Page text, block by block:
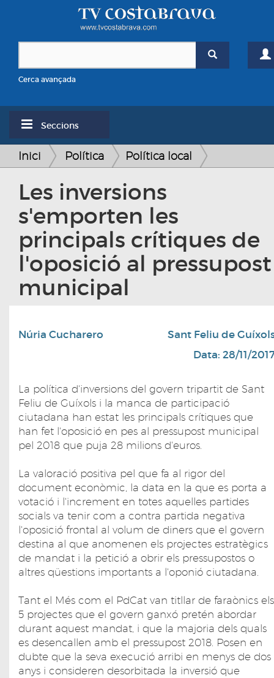
Cerca avançada
Seccions
Inici Política Política local
Les inversions
s'emporten les
principals crítiques de
l'oposició al pressupost
municipal
Núria Cucharero
Sant Feliu de
Data: 28/11/
La política d'inversions del govern tripartit de Sant
Feliu de Guíxols i la manca de participació
ciutadana han estat les principals crítiques que
han fet l'oposició en pes al pressupost municipal
pel 2018 que puja 28 milions d'euros.
La valoració positiva pel que fa al rigor del
document econòmic, la data en la que es porta a
votació i l'increment en totes aquelles partides
socials va tenir com a contra partida negativa
l'oposició frontal al volum de diners que el govern
destina al que anomenen els projectes estratègics
de mandat i la petició a obrir els pressupostos o
altres qüestions importants a l'oponió ciutadana.
Tant el Més com el PdCat van titllar de faraònics els
5 projectes que el govern ganxó pretén abordar
durant aquest mandat, i que la majoria dels quals
es desencallen amb el pressupost 2018. Posen en
dubte que la seva execució arribi en menys de dos
anys i consideren desorbitada la inversió que